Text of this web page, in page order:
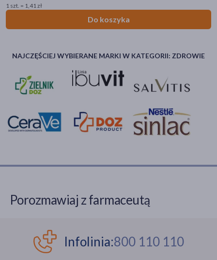
1 szt. = 1,41 zł
Do koszyka
NAJCZĘŚCIEJ WYBIERANE MARKI W KATEGORII: ZDROWIE
Porozmawiaj z farmaceutą
Infolinia:800 110 110